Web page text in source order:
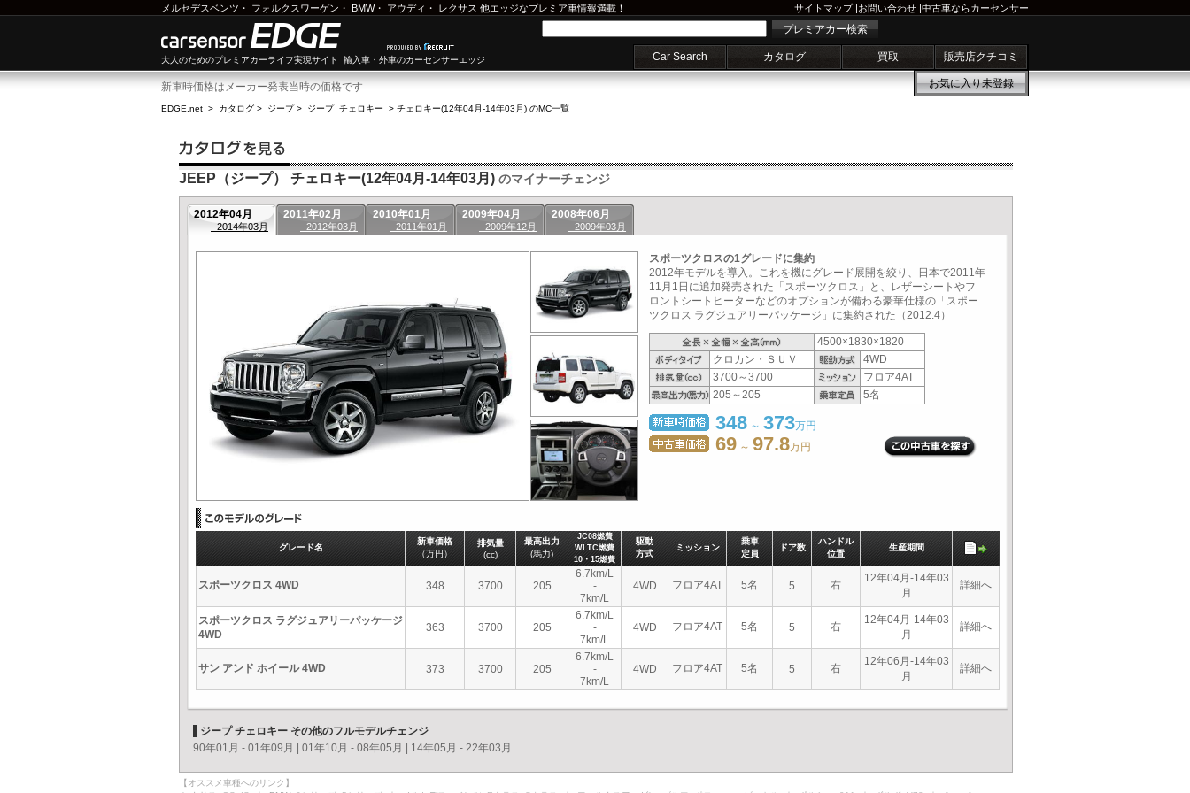
メルセデスベンツ ・ フォルクスワーゲン ・ BMW・ アウディ ・ レクサス 他エッジなプレミア車情報満載！ サイトマップ|お問い合わせ |中古車ならカーセンサー
大人のためのプレミアカーライフ実現サイト 輸入車・外車のカーセンサーエッジ
プレミアカー検索
Car Search カタログ 買取 販売店クチコミ
お気に入り未登録
新車時価格はメーカー発表当時の価格です
EDGE.net > カタログ > ジープ> ジープ チェロキー > チェロキー(12年04月-14年03月) のMC一覧
JEEP（ジープ） チェロキー(12年04月-14年03月) のマイナーチェンジ
2012年04月
- 2014年03月
2011年02月
- 2012年03月
2010年01月
- 2011年01月
2009年04月
- 2009年12月
2008年06月
- 2009年03月
スポーツクロスの1グレードに集約
2012年モデルを導入。これを機にグレード展開を絞り、日本で2011年
11月1日に追加発売された「スポーツクロス」と、レザーシートやフ
ロントシートヒーターなどのオプションが備わる豪華仕様の「スポー
ツクロス ラグジュアリーパッケージ」に集約された（2012.4）
4500×1830×1820
クロカン・ＳＵＶ
4WD
3700～3700
フロア4AT
205～205
5名
348 ～ 373万円
69 ～ 97.8万円
グレード名
新車価格
（万円）
排気量
(cc)
最高出力
(馬力)
JC08燃費
WLTC燃費
10・15燃費
駆動
方式
ミッション
乗車
定員
ドア数
ハンドル
位置
生産期間
スポーツクロス 4WD 348 3700 205
6.7km/L
-
7km/L
4WD フロア4AT 5名 5 右
12年04月-14年03
月
詳細へ
スポーツクロス ラグジュアリーパッケージ
4WD
363 3700 205
6.7km/L
-
7km/L
4WD フロア4AT 5名 5 右
12年04月-14年03
月
詳細へ
サン アンド ホイール 4WD 373 3700 205
6.7km/L
-
7km/L
4WD フロア4AT 5名 5 右
12年06月-14年03
月
詳細へ
ジープ チェロキー その他のフルモデルチェンジ
90年01月 - 01年09月
01年10月 - 08年05月 14年05月 - 22年03月
【オススメ車種へのリンク】